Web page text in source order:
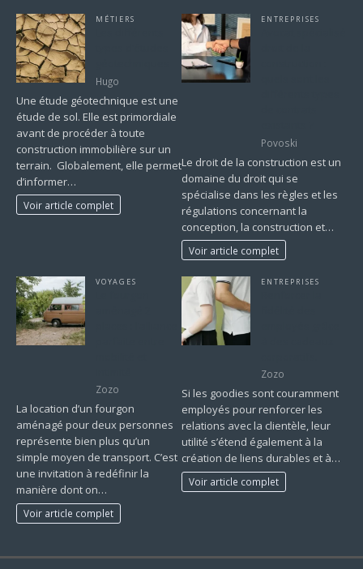
MÉTIERS
Hugo
Une étude géotechnique est une
étude de sol. Elle est primordiale
avant de procéder à toute
construction immobilière sur un
terrain. Globalement, elle permet
d’informer…
Voir article complet
ENTREPRISES
Povoski
Le droit de la construction est un
domaine du droit qui se
spécialise dans les règles et les
régulations concernant la
conception, la construction et…
Voir article complet
VOYAGES
Zozo
La location d’un fourgon
aménagé pour deux personnes
représente bien plus qu’un
simple moyen de transport. C’est
une invitation à redéfinir la
manière dont on…
Voir article complet
ENTREPRISES
Zozo
Si les goodies sont couramment
employés pour renforcer les
relations avec la clientèle, leur
utilité s’étend également à la
création de liens durables et à…
Voir article complet